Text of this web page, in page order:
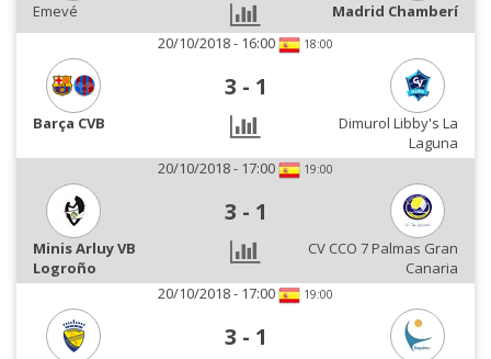
Emevé
Madrid Chamberí
20/10/2018 - 16:00
18:00
3 - 1
Barça CVB
Dimurol Libby's La
Laguna
20/10/2018 - 17:00
19:00
3 - 1
Minis Arluy VB
Logroño
CV CCO 7 Palmas Gran
Canaria
20/10/2018 - 17:00
19:00
3 - 1